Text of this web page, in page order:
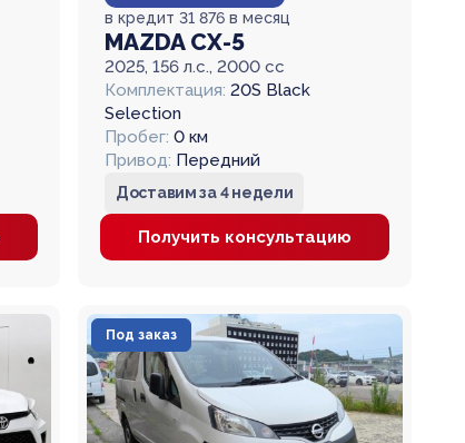
в кредит 31 876 в месяц
MAZDA CX-5
2025, 156 л.с., 2000 cc
Комплектация: 20S Black
Selection
Пробег: 0 км
Привод: Передний
Доставим за 4 недели
Получить консультацию
Под заказ